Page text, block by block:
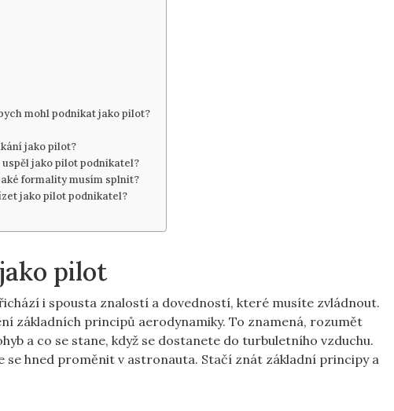
mohl podnikat jako pilot?
jako pilot?
jako pilot podnikatel?
formality musím splnit?
jako pilot podnikatel?
pilot
i spousta znalostí a dovedností, které musíte zvládnout.
základních principů aerodynamiky. To znamená, rozumět
a co se stane, když se dostanete do turbuletního vzduchu.
se hned proměnit v astronauta. Stačí znát základní principy a